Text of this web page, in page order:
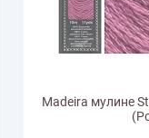
Madeira мулине